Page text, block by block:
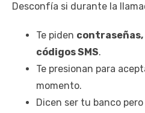
Desconfía si durante la
Te piden contraseñas,
códigos SMS.
Te presionan para
momento.
Dicen ser tu banco